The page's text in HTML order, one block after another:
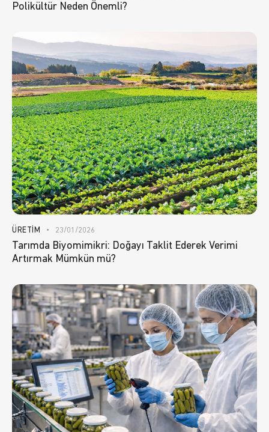
Polikültür Neden Önemli?
ÜRETIM 23/01/2026
Tarımda Biyomimikri: Doğayı Taklit Ederek Verimi
Artırmak Mümkün mü?